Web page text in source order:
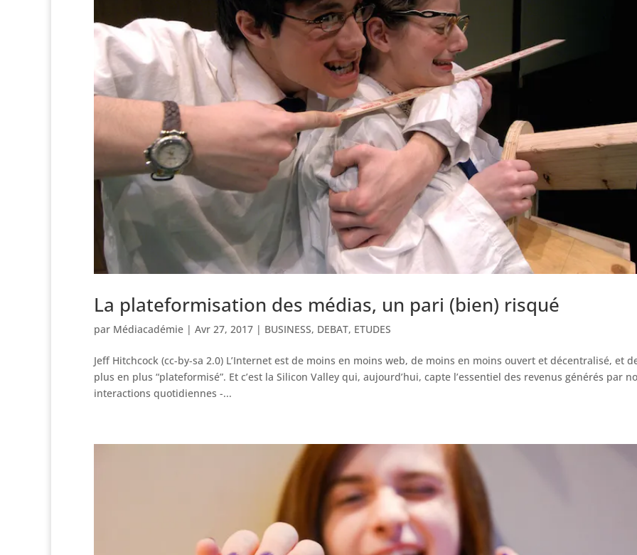
La plateformisation des médias, un pari (bien) risqué
par Médiacadémie | Avr 27, 2017 | BUSINESS, DEBAT, ETUDES
Jeff Hitchcock (cc-by-sa 2.0) L’Internet est de moins en moins web, de moins en moins ouvert et décentralisé, et
plus en plus “plateformisé”. Et c’est la Silicon Valley qui, aujourd’hui, capte l’essentiel des revenus générés par
interactions quotidiennes -...